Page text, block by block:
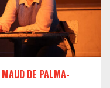
DE PALMA-